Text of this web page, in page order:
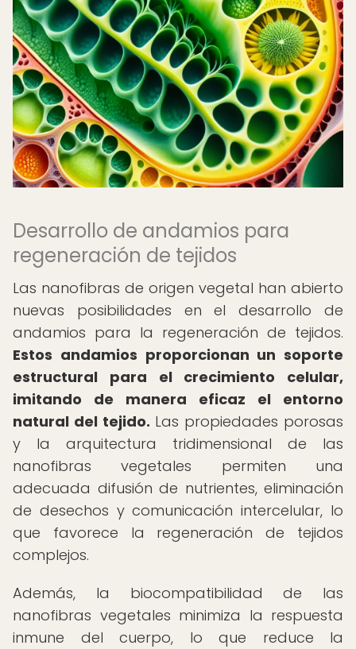
Desarrollo de andamios para
regeneración de tejidos
Las nanofibras de origen vegetal han abierto
nuevas posibilidades en el desarrollo de
andamios para la regeneración de tejidos.
Estos andamios proporcionan un soporte
estructural para el crecimiento celular,
imitando de manera eficaz el entorno
natural del tejido. Las propiedades porosas
y la arquitectura tridimensional de las
nanofibras vegetales permiten una
adecuada difusión de nutrientes, eliminación
de desechos y comunicación intercelular, lo
que favorece la regeneración de tejidos
complejos.
Además, la biocompatibilidad de las
nanofibras vegetales minimiza la respuesta
inmune del cuerpo, lo que reduce la